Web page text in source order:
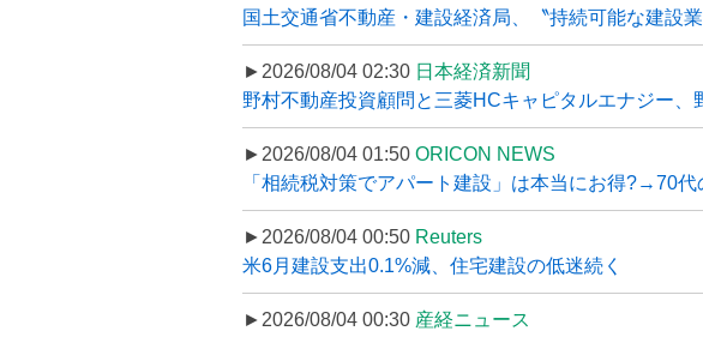
国土交通省不動産・建設経済局、〝持続可能な建設
►2026/08/04 02:30 日本経済新聞
野村不動産投資顧問と三菱HCキャピタルエナジー、
►2026/08/04 01:50 ORICON NEWS
「相続税対策でアパート建設」は本当にお得?→70代
►2026/08/04 00:50 Reuters
米6月建設支出0.1%減、住宅建設の低迷続く
►2026/08/04 00:30 産経ニュース